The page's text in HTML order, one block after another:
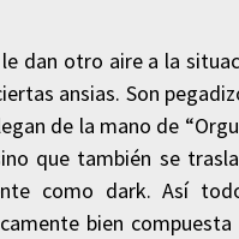
dan otro aire a la
ansias. Son
de la mano de
que también se
como dark. Así
bien compuesta